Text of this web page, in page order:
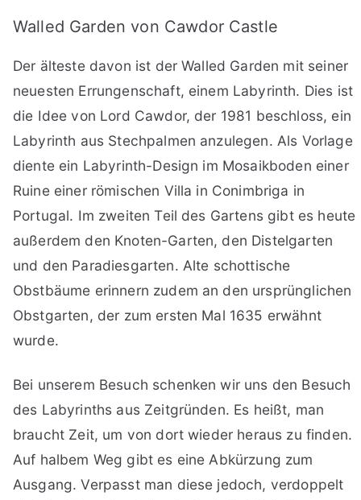
Walled Garden von Cawdor Castle
Der älteste davon ist der Walled Garden mit seiner
neuesten Errungenschaft, einem Labyrinth. Dies ist
die Idee von Lord Cawdor, der 1981 beschloss, ein
Labyrinth aus Stechpalmen anzulegen. Als Vorlage
diente ein Labyrinth-Design im Mosaikboden einer
Ruine einer römischen Villa in Conimbriga in
Portugal. Im zweiten Teil des Gartens gibt es heute
außerdem den Knoten-Garten, den Distelgarten
und den Paradiesgarten. Alte schottische
Obstbäume erinnern zudem an den ursprünglichen
Obstgarten, der zum ersten Mal 1635 erwähnt
wurde.
Bei unserem Besuch schenken wir uns den Besuch
des Labyrinths aus Zeitgründen. Es heißt, man
braucht Zeit, um von dort wieder heraus zu finden.
Auf halbem Weg gibt es eine Abkürzung zum
Ausgang. Verpasst man diese jedoch, verdoppelt